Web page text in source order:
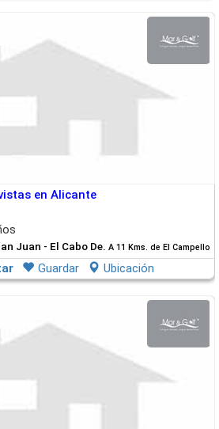
en Alicante
Juan - El Cabo De. A 11 Kms. de El Campello
Guardar Ubicación